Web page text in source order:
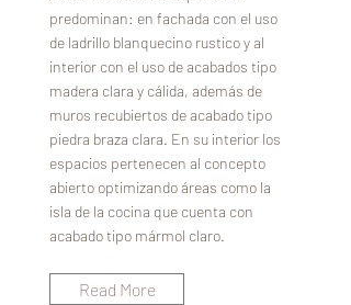
predominan: en fachada con el uso
de ladrillo blanquecino rustico y al
interior con el uso de acabados tipo
madera clara y cálida, además de
muros recubiertos de acabado tipo
piedra braza clara. En su interior los
espacios pertenecen al concepto
abierto optimizando áreas como la
isla de la cocina que cuenta con
acabado tipo mármol claro.
Read More